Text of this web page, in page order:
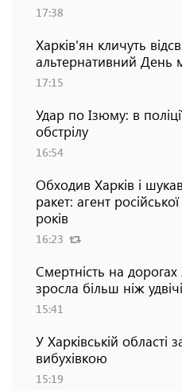
17:38
Харків'ян кличуть
альтернативний День
17:15
Удар по Ізюму: в
обстрілу
16:54
Обходив Харків і
ракет: агент
років
16:23
Смертність на
зросла більш ніж удвічі
15:41
У Харківській області
вибухівкою
15:19